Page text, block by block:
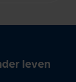
leven